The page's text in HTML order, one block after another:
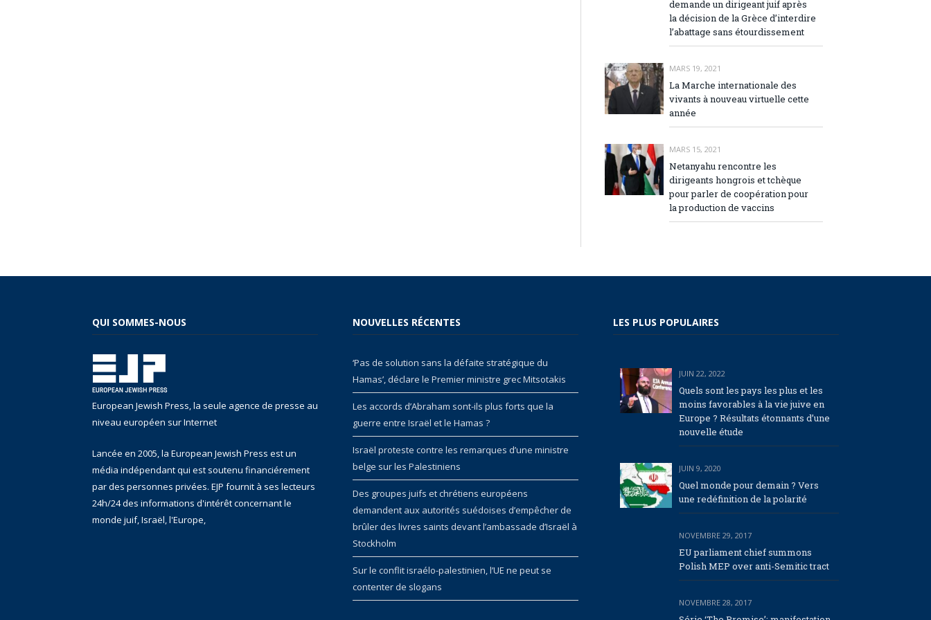
demande un dirigeant juif après
la décision de la Grèce d’interdire
l’abattage sans étourdissement
MARS 19, 2021
La Marche internationale des
vivants à nouveau virtuelle cette
année
MARS 15, 2021
Netanyahu rencontre les
dirigeants hongrois et tchèque
pour parler de coopération pour
la production de vaccins
QUI SOMMES-NOUS
European Jewish Press, la seule agence de presse au
niveau européen sur Internet
Lancée en 2005, la European Jewish Press est un
média indépendant qui est soutenu financiérement
par des personnes privées. EJP fournit à ses lecteurs
24h/24 des informations d'intérêt concernant le
monde juif, Israël, l'Europe,
NOUVELLES RÉCENTES
‘Pas de solution sans la défaite stratégique du
Hamas’, déclare le Premier ministre grec Mitsotakis
Les accords d’Abraham sont-ils plus forts que la
guerre entre Israël et le Hamas ?
Israël proteste contre les remarques d’une ministre
belge sur les Palestiniens
Des groupes juifs et chrétiens européens
demandent aux autorités suédoises d’empêcher de
brûler des livres saints devant l’ambassade d’Israël à
Stockholm
Sur le conflit israélo-palestinien, l’UE ne peut se
contenter de slogans
LES PLUS POPULAIRES
JUIN 22, 2022
Quels sont les pays les plus et les
moins favorables à la vie juive en
Europe ? Résultats étonnants d’une
nouvelle étude
JUIN 9, 2020
Quel monde pour demain ? Vers
une redéfinition de la polarité
NOVEMBRE 29, 2017
EU parliament chief summons
Polish MEP over anti-Semitic tract
NOVEMBRE 28, 2017